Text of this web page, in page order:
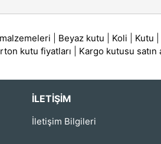
Beyaz kutu Koli Kutu
kutu fiyatları Kargo kutusu satın
İLETIŞIM
İletişim Bilgileri